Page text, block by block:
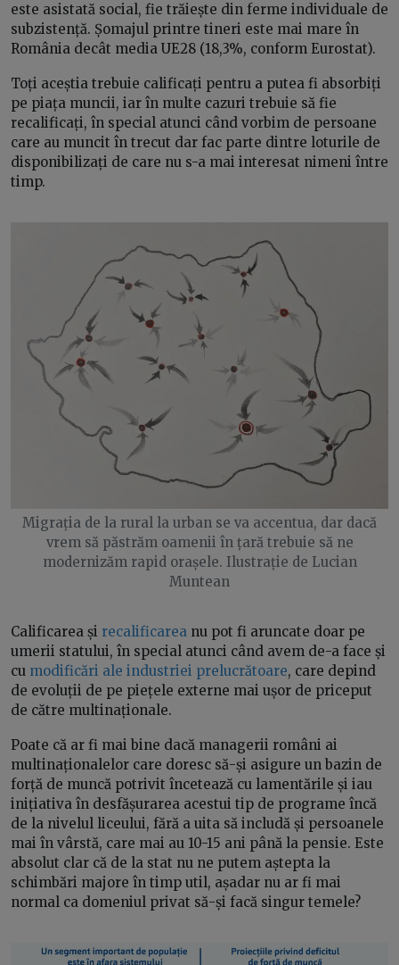
este asistată social, fie trăiește din ferme individuale de
subzistență. Șomajul printre tineri este mai mare în
România decât media UE28 (18,3%, conform Eurostat).
Toți aceștia trebuie calificați pentru a putea fi absorbiți
pe piața muncii, iar în multe cazuri trebuie să fie
recalificați, în special atunci când vorbim de persoane
care au muncit în trecut dar fac parte dintre loturile de
disponibilizați de care nu s-a mai interesat nimeni între
timp.
Migrația de la rural la urban se va accentua, dar dacă
vrem să păstrăm oamenii în țară trebuie să ne
modernizăm rapid orașele. Ilustrație de Lucian
Muntean
Calificarea și recalificarea nu pot fi aruncate doar pe
umerii statului, în special atunci când avem de-a face și
cu modificări ale industriei prelucrătoare, care depind
de evoluții de pe piețele externe mai ușor de priceput
de către multinaționale.
Poate că ar fi mai bine dacă managerii români ai
multinaționalelor care doresc să-și asigure un bazin de
forță de muncă potrivit încetează cu lamentările și iau
inițiativa în desfășurarea acestui tip de programe încă
de la nivelul liceului, fără a uita să includă și persoanele
mai în vârstă, care mai au 10-15 ani până la pensie. Este
absolut clar că de la stat nu ne putem aștepta la
schimbări majore în timp util, așadar nu ar fi mai
normal ca domeniul privat să-și facă singur temele?